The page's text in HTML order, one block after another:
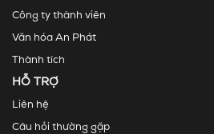
Công ty thành viên
Văn hóa An Phát
Thành tích
HỖ TRỢ
Liên hệ
Câu hỏi thường gặp